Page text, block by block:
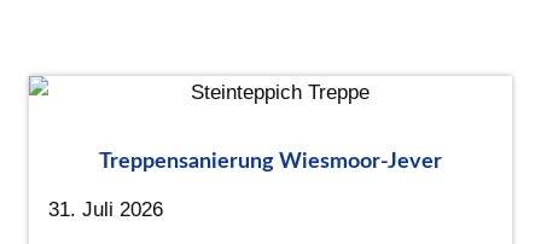
Treppensanierung Wiesmoor-Jever
31. Juli 2026